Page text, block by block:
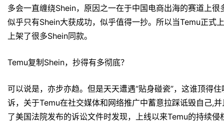
多会一直缠绕Shein，原因之一在于中国电商出海的赛道上
似乎只有Shein大获成功，似乎值得一抄。所以当Temu正式
上架了很多Shein同款。
Temu复制Shein，抄得有多彻底？
可以说是，亦步亦趋。但是天天遭遇“贴身碰瓷”，这谁顶得
诉，关于Temu在社交媒体和网络推广中蓄意拉踩诋毁自己,
了美国法院发布的诉讼文件时发现，上线以来Temu的持续